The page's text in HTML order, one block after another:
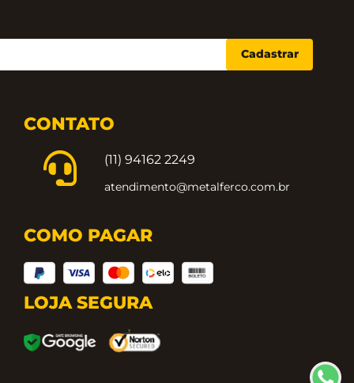
Cadastrar
CONTATO
(11) 94162 2249
atendimento@metalferco.com.br
COMO PAGAR
LOJA SEGURA